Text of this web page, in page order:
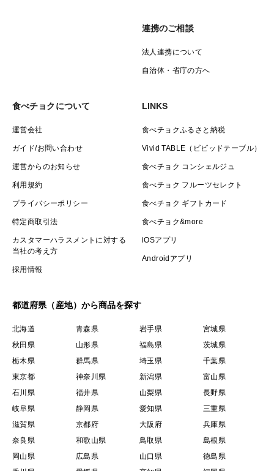
連携のご相談
法人連携について
自治体・省庁の方へ
食べチョクについて
運営会社
ガイド/お問い合わせ
運営からのお知らせ
利用規約
プライバシーポリシー
特定商取引法
カスタマーハラスメントに対する
当社の考え方
採用情報
LINKS
食べチョクふるさと納税
Vivid TABLE（ビビッドテーブル）
食べチョク コンシェルジュ
食べチョク フルーツセレクト
食べチョク ギフトカード
食べチョク&more
iOSアプリ
Androidアプリ
都道府県（産地）から商品を探す
北海道 青森県 岩手県
宮城県
秋田県
山形県 福島県
茨城県
栃木県
群馬県 埼玉県
千葉県
東京都
神奈川県 新潟県
富山県
石川県
福井県 山梨県
長野県
岐阜県
静岡県 愛知県
三重県
滋賀県
京都府 大阪府
兵庫県
奈良県
和歌山県 鳥取県
島根県
岡山県
広島県 山口県
徳島県